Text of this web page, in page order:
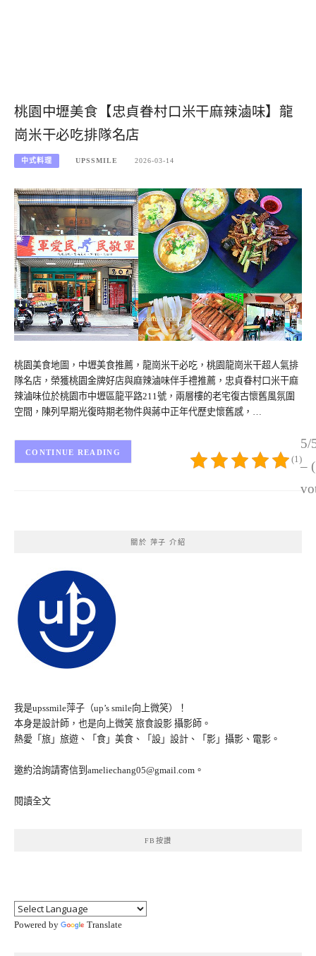
桃園中壢美食【忠貞眷村口米干麻辣滷味】龍
崗米干必吃排隊名店
中式料理 UPSSMILE 2026-03-14
桃園美食地圖，中壢美食推薦，龍崗米干必吃，桃園龍崗米干超人氣排
隊名店，榮獲桃園金牌好店與麻辣滷味伴手禮推薦，忠貞眷村口米干麻
辣滷味位於桃園市中壢區龍平路211號，兩層樓的老宅復古懷舊風氛圍
空間，陳列早期光復時期老物件與蔣中正年代歷史懷舊感，…
5/
–
(1)
CONTINUE READING
關於 萍子 介紹
我是upssmile萍子（up’s smile向上微笑）！
本身是設計師，也是向上微笑 旅食設影 攝影師。
熱愛「旅」旅遊、「食」美食、「設」設計、「影」攝影、電影。
邀約洽詢請寄信到ameliechang05@gmail.com。
閱讀全文
FB按讚
Powered by Translate